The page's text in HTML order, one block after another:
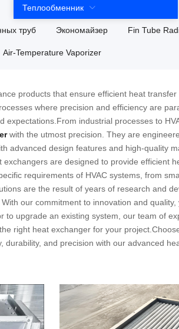
Теплообменник
труб Экономайзер Fin Tube
Air-Temperature Vaporizer
products that ensure efficient heat
where precision and efficiency are
industrial processes to
with the utmost precision They are
advanced design features and high-quality
exchangers are designed to provide efficient
requirements of HVAC systems, from
are the result of years of research and
With our commitment to innovation and quality,
to upgrade an existing system our team of
right heat exchanger for your
, durability, and precision with our advanced